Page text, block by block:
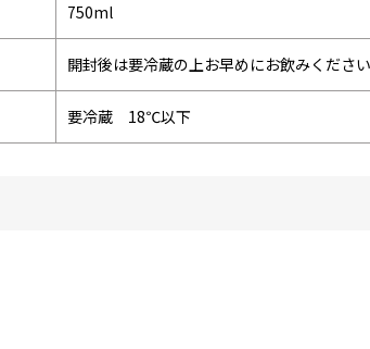
750ml
開封後は要冷蔵の上お早めにお飲みくださ
要冷蔵 18℃以下